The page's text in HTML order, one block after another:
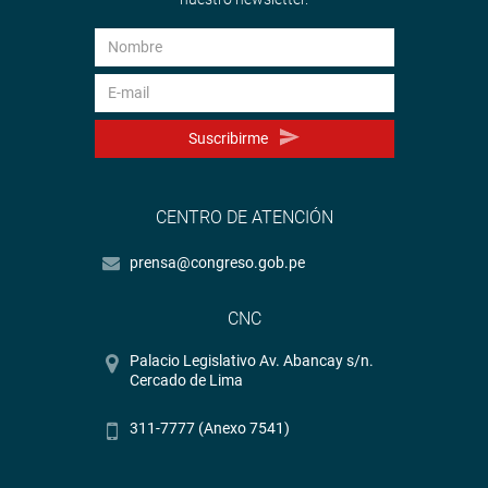
Suscribirme
CENTRO DE ATENCIÓN
prensa@congreso.gob.pe
CNC
Palacio Legislativo Av. Abancay s/n.
Cercado de Lima
311-7777 (Anexo 7541)